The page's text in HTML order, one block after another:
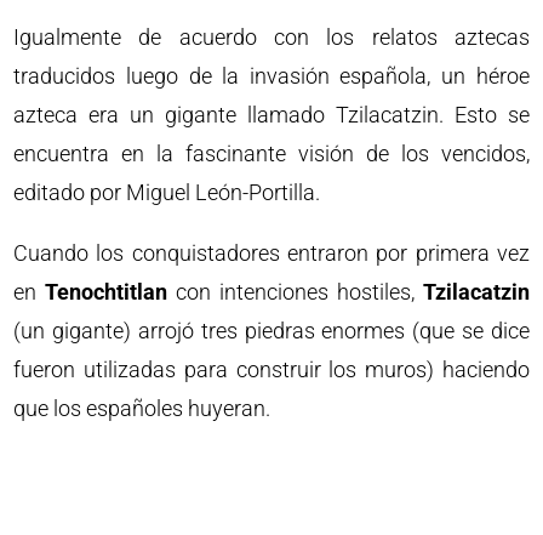
Igualmente de acuerdo con los relatos aztecas
traducidos luego de la invasión española, un héroe
azteca era un gigante llamado Tzilacatzin. Esto se
encuentra en la fascinante visión de los vencidos,
editado por Miguel León-Portilla.
Cuando los conquistadores entraron por primera vez
enTenochtitlan con intenciones hostiles, Tzilacatzin
(un gigante) arrojó tres piedras enormes (que se dice
fueron utilizadas para construir los muros) haciendo
que los españoles huyeran.